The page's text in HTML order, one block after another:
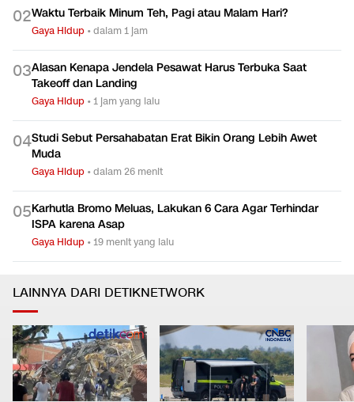
02Waktu Terbaik Minum Teh, Pagi atau Malam Hari?
Gaya Hidup •dalam 1 jam
03Alasan Kenapa Jendela Pesawat Harus Terbuka Saat
Takeoff dan Landing
Gaya Hidup •1 jam yang lalu
04Studi Sebut Persahabatan Erat Bikin Orang Lebih Awet
Muda
Gaya Hidup •dalam 26 menit
05Karhutla Bromo Meluas, Lakukan 6 Cara Agar Terhindar
ISPA karena Asap
Gaya Hidup •19 menit yang lalu
LAINNYA DARI DETIKNETWORK